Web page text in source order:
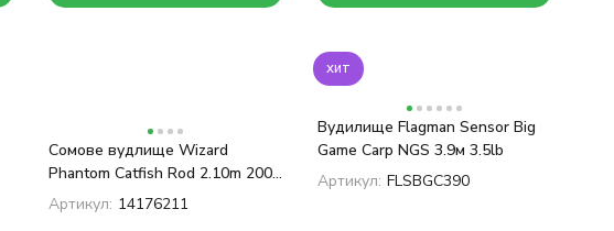
Сомове вудлище Wizard
Phantom Catfish Rod 2.10m 200-
500g
Артикул: 14176211
хит
Вудилище Flagman Sensor Big
Game Carp NGS 3.9м 3.5lb
Артикул: FLSBGC390